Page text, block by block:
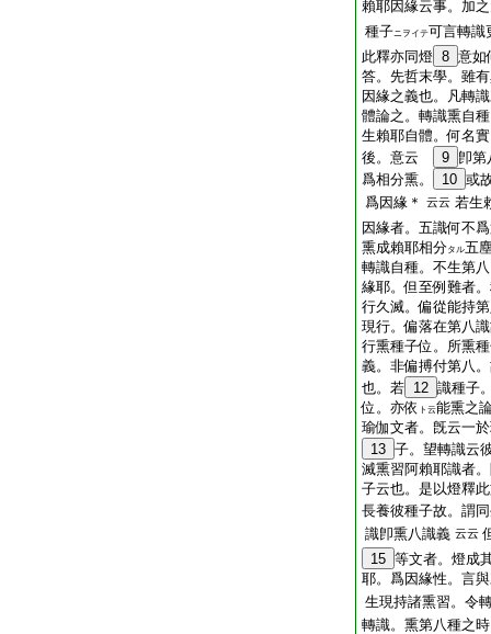
賴耶因緣云事。加
種子ニヲイテ可言轉識
此釋亦同燈 8 意如
答。先哲末學。雖
因緣之義也。凡轉
體論之。轉識熏自
生賴耶自體。何名
後。意云
9 卽第
爲相分熏。
10 或
爲因緣＊
云云 若生
因緣者。五識何不
熏成賴耶相分タル五
轉識自種。不生第
緣耶。但至例難者
行久滅。偏從能持
現行。偏落在第八
行熏種子位。所熏
義。非偏搏付第八
也。若 12 識種子
位。亦依 ト云能熏之
瑜伽文者。旣云一
13 子。望轉識云
滅熏習阿賴耶識者
子云也。是以燈釋
長養彼種子故。謂
識卽熏八識義 云云
15 等文者。燈成
耶。爲因緣性。言
生現持諸熏習。令
轉識。熏第八種之